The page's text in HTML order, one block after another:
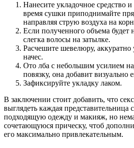
Нанесите укладочное средство
время сушки приподнимайте
направляя струю воздуха на
Если полученного объема будет
слегка волосы на затылке.
Расчешите шевелюру,
начес.
Ото лба с небольшим усилием
повязку, она добавит
Зафиксируйте укладку лаком.
В заключении стоит добавить, что
выглядеть каждая представительница
подходящую одежду и макияж, но
сочетающуюся прическу, чтоб
его максимально привлекательным.